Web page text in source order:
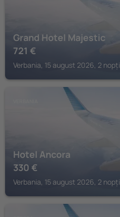
Grand Hotel Majestic
721 €
Verbania, 15 august 2026, 2 nopți
Hotel Ancora
330 €
Verbania, 15 august 2026, 2 nopți